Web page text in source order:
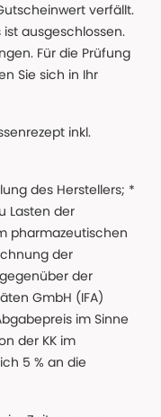
verfällt.
ausgeschlossen.
Für die Prüfung
Sie sich in Ihr
inkl.
des Herstellers; *
Lasten der
pharmazeutischen
der
der
GmbH (IFA)
im Sinne
der KK im
5 % an die